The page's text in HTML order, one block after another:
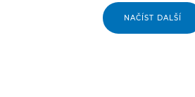
NAČÍST DALŠÍ